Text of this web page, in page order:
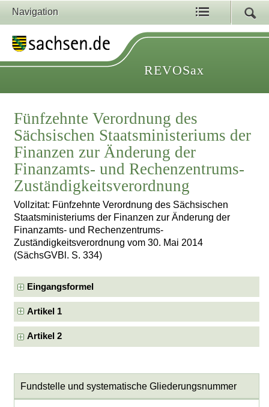
Navigation
REVOSax
Fünfzehnte Verordnung des
Sächsischen Staatsministeriums der
Finanzen zur Änderung der
Finanzamts- und Rechenzentrums-
Zuständigkeitsverordnung
Vollzitat: Fünfzehnte Verordnung des Sächsischen
Staatsministeriums der Finanzen zur Änderung der
Finanzamts- und Rechenzentrums-
Zuständigkeitsverordnung vom 30. Mai 2014
(SächsGVBl. S. 334)
Eingangsformel
Artikel 1
Artikel 2
Fundstelle und systematische Gliederungsnummer